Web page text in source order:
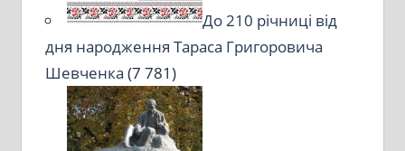
До 210 річниці від
дня народження Тараса Григоровича
Шевченка (7 781)